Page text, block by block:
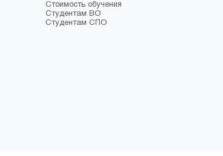
Стоимость обучения
Студентам ВО
Студентам СПО